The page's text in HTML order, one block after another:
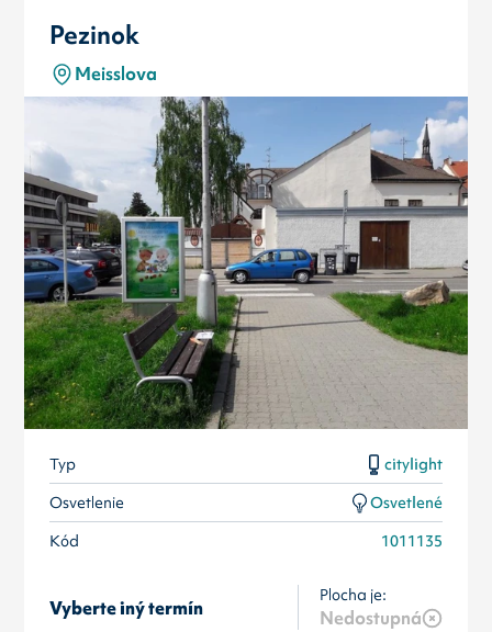
Pezinok
Meisslova
Typ
citylight
Osvetlenie
Osvetlené
Kód
1011135
Vyberte iný termín
Plocha je:
Nedostupná